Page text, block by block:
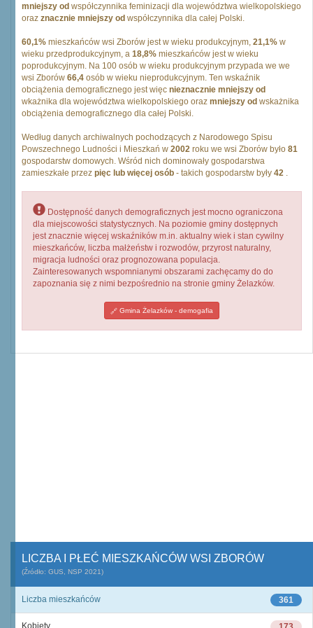
mniejszy od współczynnika feminizacji dla województwa wielkopolskiego
oraz znacznie mniejszy od współczynnika dla całej Polski.
60,1% mieszkańców wsi Zborów jest w wieku produkcyjnym, 21,1% w
wieku przedprodukcyjnym, a 18,8% mieszkańców jest w wieku
poprodukcyjnym. Na 100 osób w wieku produkcyjnym przypada we we
wsi Zborów 66,4 osób w wieku nieprodukcyjnym. Ten wskaźnik
obciążenia demograficznego jest więc nieznacznie mniejszy od
wkażnika dla województwa wielkopolskiego oraz mniejszy od wskażnika
obciążenia demograficznego dla całej Polski.
Według danych archiwalnych pochodzących z Narodowego Spisu
Powszechnego Ludności i Mieszkań w 2002 roku we wsi Zborów było 81
gospodarstw domowych. Wśród nich dominowały gospodarstwa
zamieszkałe przez pięc lub więcej osób - takich gospodarstw były 42 .
Dostępność danych demograficznych jest mocno ograniczona
dla miejscowości statystycznych. Na poziomie gminy dostępnych
jest znacznie więcej wskaźników m.in. aktualny wiek i stan cywilny
mieszkańców, liczba małżeństw i rozwodów, przyrost naturalny,
migracja ludności oraz prognozowana populacja.
Zainteresowanych wspomnianymi obszarami zachęcamy do do
zapoznania się z nimi bezpośrednio na stronie gminy Żelazków.
Gmina Żelazków - demogafia
LICZBA I PŁEĆ MIESZKAŃCÓW WSI ZBORÓW
(Źródło: GUS, NSP 2021)
361
Liczba mieszkańców
Kobiety